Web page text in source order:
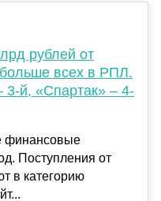
рублей от
всех в РПЛ.
й, «Спартак» – 4-
финансовые
Поступления от
в категорию